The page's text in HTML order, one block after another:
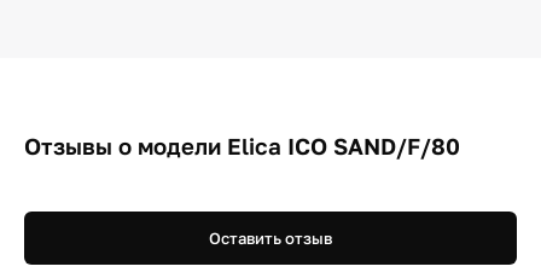
Отзывы о модели Elica ICO SAND/F/80
Оставить отзыв